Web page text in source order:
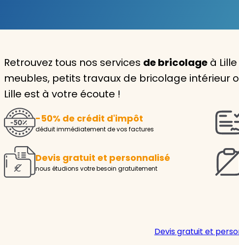
Aide à la personne
Seniors
Handicaps
Voir tous les services
Retrouvez tous nos services de bricolage à
meubles, petits travaux de bricolage intérieur
Lille est à votre écoute !
-50% de crédit d'impôt
déduit immédiatement de vos factures
Devis gratuit et personnalisé
nous étudions votre besoin gratuitement
Devis gratuit et